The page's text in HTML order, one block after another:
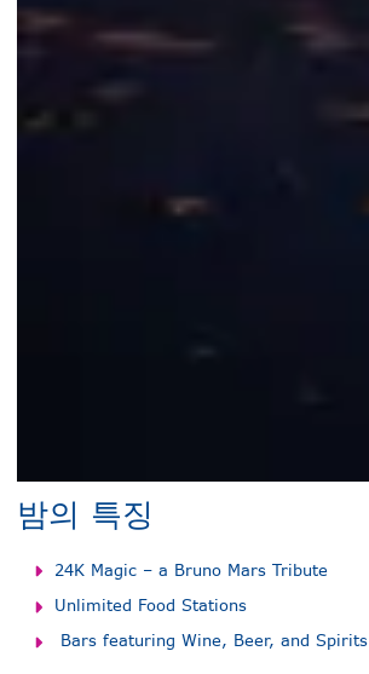
밤의 특징
24K Magic – a Bruno Mars Tribute
Unlimited Food Stations
Bars featuring Wine, Beer, and Spirits